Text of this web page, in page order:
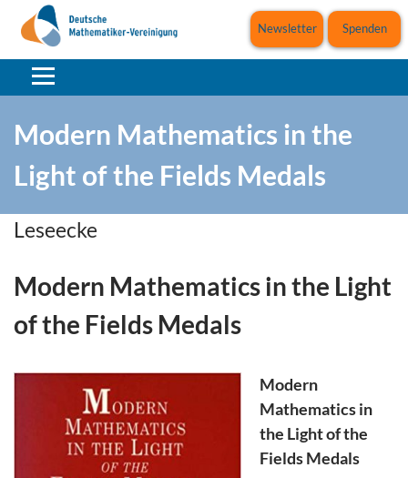
Spenden
Newsletter
Modern Mathematics in the
Light of the Fields Medals
Leseecke
Modern Mathematics in the Light
of the Fields Medals
Modern
Mathematics in
the Light of the
Fields Medals